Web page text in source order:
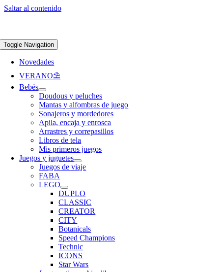
Saltar al contenido
Toggle Navigation
Novedades
VERANO⛱️​
Bebés
Doudous y peluches
Mantas y alfombras de juego
Sonajeros y mordedores
Apila, encaja y enrosca
Arrastres y correpasillos
Libros de tela
Mis primeros juegos
Juegos y juguetes
Juegos de viaje
FABA
LEGO
DUPLO
CLASSIC
CREATOR
CITY
Botanicals
Speed Champions
Technic
ICONS
Star Wars